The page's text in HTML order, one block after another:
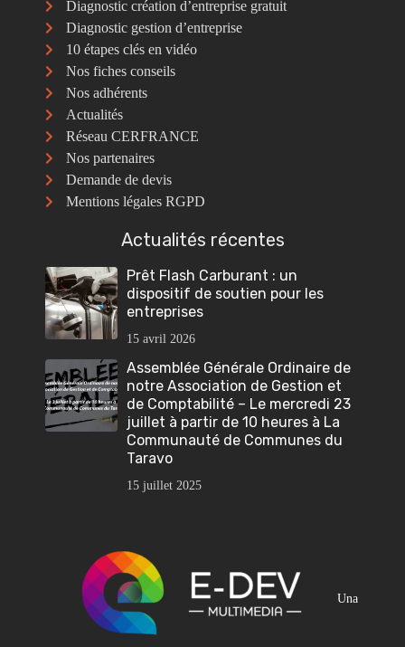
Diagnostic création d’entreprise gratuit
Diagnostic gestion d’entreprise
10 étapes clés en vidéo
Nos fiches conseils
Nos adhérents
Actualités
Réseau CERFRANCE
Nos partenaires
Demande de devis
Mentions légales RGPD
Actualités récentes
Prêt Flash Carburant : un
dispositif de soutien pour les
entreprises
15 avril 2026
Assemblée Générale Ordinaire de
notre Association de Gestion et
de Comptabilité – Le mercredi 23
juillet à partir de 10 heures à La
Communauté de Communes du
Taravo
15 juillet 2025
Una